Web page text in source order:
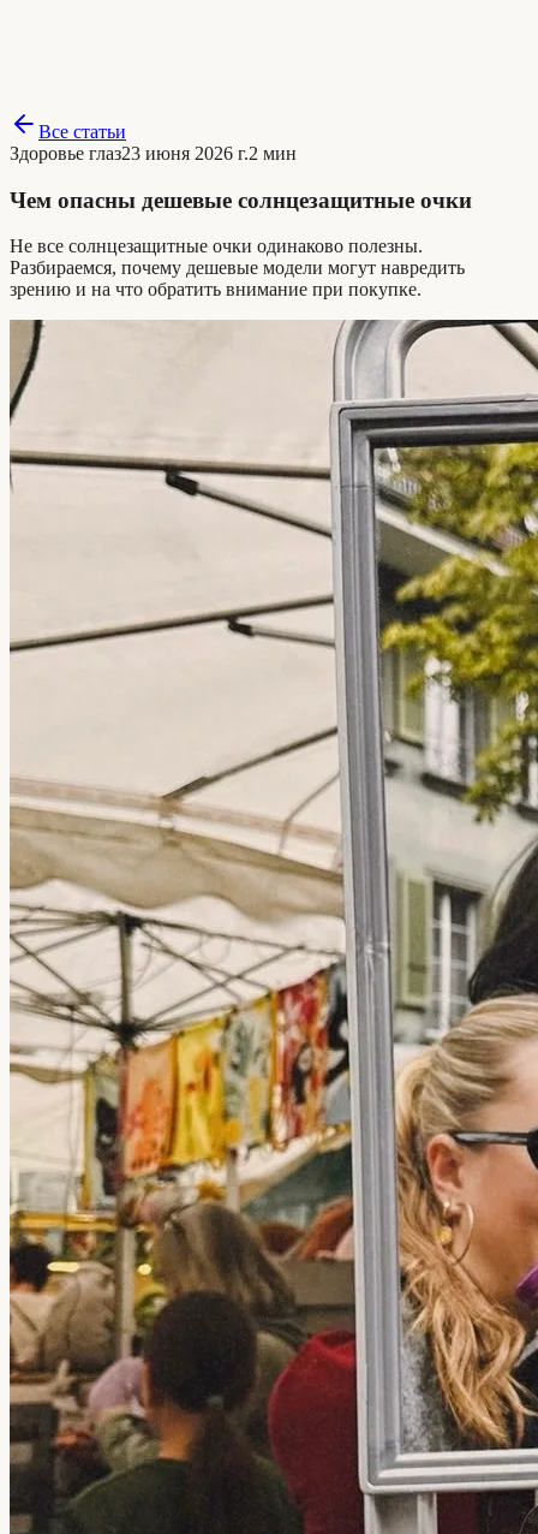
Все статьи
Здоровье глаз23 июня 2026 г.2 мин
Чем опасны дешевые солнцезащитные очки
Не все солнцезащитные очки одинаково полезны.
Разбираемся, почему дешевые модели могут навредить
зрению и на что обратить внимание при покупке.